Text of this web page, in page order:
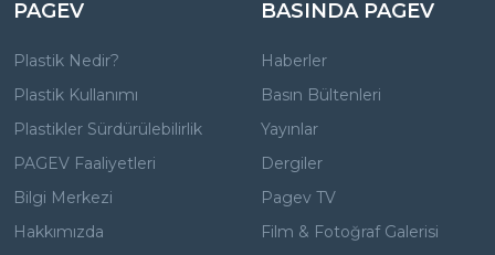
PAGEV
Plastik Nedir?
Plastik Kullanımı
Plastikler Sürdürülebilirlik
PAGEV Faaliyetleri
Bilgi Merkezi
Hakkımızda
BASINDA PAGEV
Haberler
Basın Bültenleri
Yayınlar
Dergiler
Pagev TV
Film & Fotoğraf Galerisi